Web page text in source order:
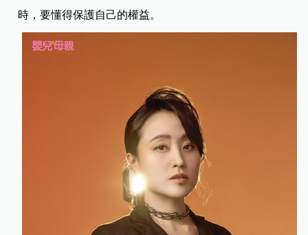
時，要懂得保護自己的權益。